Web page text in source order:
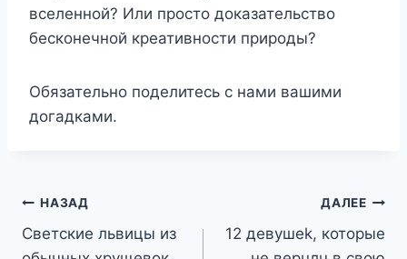
вселенной? Или просто доказательство
бесконечной креативности природы?
Обязательно поделитесь с нами вашими
догадками.
Навигация
по
НАЗАД
Светские львицы из
ДАЛЕЕ
12 девушеk, которые